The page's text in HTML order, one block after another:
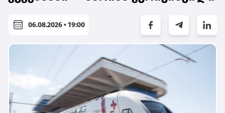
06.08.2026 • 19:00